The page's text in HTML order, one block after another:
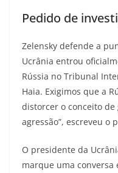
Pedido de
Zelensky defende a
Ucrânia entrou
Rússia no Tribunal
Haia. Exigimos que a
distorcer o conceito
agressão”, escreveu o
O presidente da
marque uma conversa